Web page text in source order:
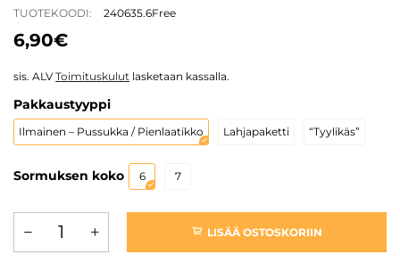
TUOTEKOODI: 240635.6Free
6,90€
sis. ALVToimituskulut lasketaan kassalla.
Pakkaustyyppi
Ilmainen – Pussukka / Pienlaatikko Lahjapaketti “Tyylikäs”
Sormuksen koko 6 7
LISÄÄ OSTOSKORIIN